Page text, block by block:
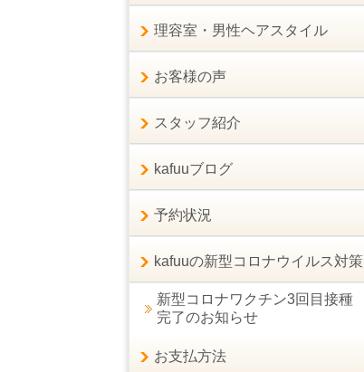
理容室・男性ヘアスタイル
お客様の声
スタッフ紹介
kafuuブログ
予約状況
kafuuの新型コロナウイルス対策
新型コロナワクチン3回目接種
完了のお知らせ
お支払方法